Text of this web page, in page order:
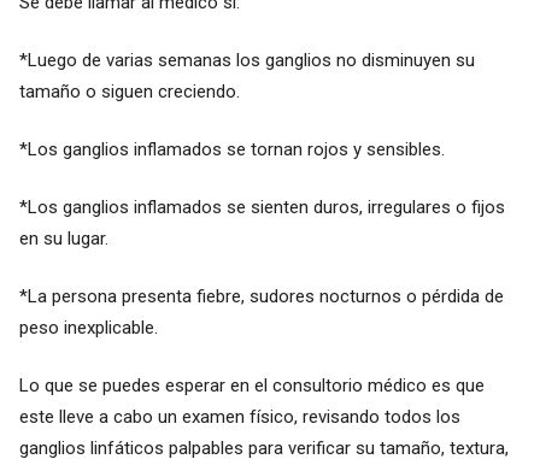
*Luego de varias semanas los ganglios no disminuyen su
tamaño o siguen creciendo.
*Los ganglios inflamados se tornan rojos y sensibles.
*Los ganglios inflamados se sienten duros, irregulares o fijos
en su lugar.
*La persona presenta fiebre, sudores nocturnos o pérdida de
peso inexplicable.
Lo que se puedes esperar en el consultorio médico es que
este lleve a cabo un examen físico, revisando todos los
ganglios linfáticos palpables para verificar su tamaño, textura,